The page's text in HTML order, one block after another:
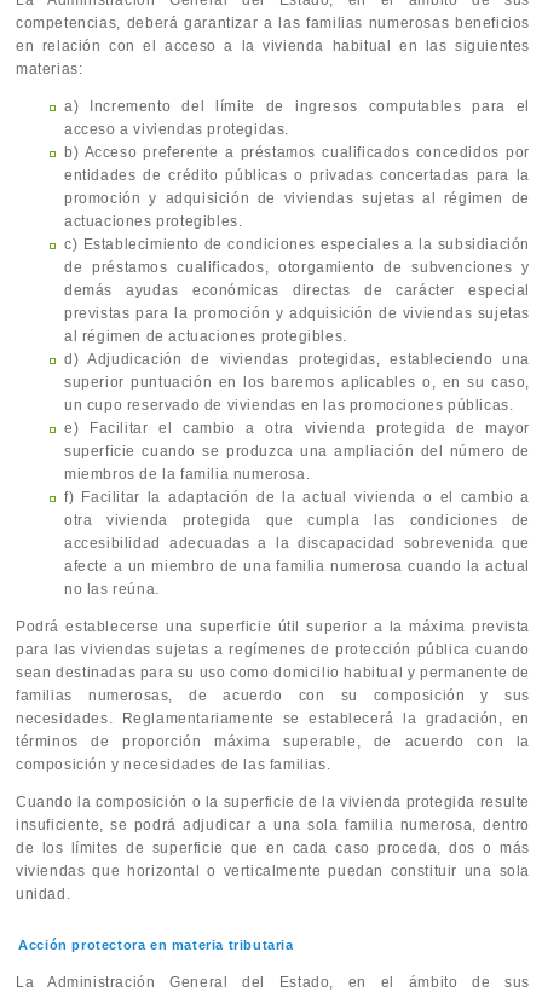
competencias, deberá garantizar a las familias numerosas beneficios
en relación con el acceso a la vivienda habitual en las siguientes
materias:
a) Incremento del límite de ingresos computables para el
acceso a viviendas protegidas.
b) Acceso preferente a préstamos cualificados concedidos por
entidades de crédito públicas o privadas concertadas para la
promoción y adquisición de viviendas sujetas al régimen de
actuaciones protegibles.
c) Establecimiento de condiciones especiales a la subsidiación
de préstamos cualificados, otorgamiento de subvenciones y
demás ayudas económicas directas de carácter especial
previstas para la promoción y adquisición de viviendas sujetas
al régimen de actuaciones protegibles.
d) Adjudicación de viviendas protegidas, estableciendo una
superior puntuación en los baremos aplicables o, en su caso,
un cupo reservado de viviendas en las promociones públicas.
e) Facilitar el cambio a otra vivienda protegida de mayor
superficie cuando se produzca una ampliación del número de
miembros de la familia numerosa.
f) Facilitar la adaptación de la actual vivienda o el cambio a
otra vivienda protegida que cumpla las condiciones de
accesibilidad adecuadas a la discapacidad sobrevenida que
afecte a un miembro de una familia numerosa cuando la actual
no las reúna.
Podrá establecerse una superficie útil superior a la máxima prevista
para las viviendas sujetas a regímenes de protección pública cuando
sean destinadas para su uso como domicilio habitual y permanente de
familias numerosas, de acuerdo con su composición y sus
necesidades. Reglamentariamente se establecerá la gradación, en
términos de proporción máxima superable, de acuerdo con la
composición y necesidades de las familias.
Cuando la composición o la superficie de la vivienda protegida resulte
insuficiente, se podrá adjudicar a una sola familia numerosa, dentro
de los límites de superficie que en cada caso proceda, dos o más
viviendas que horizontal o verticalmente puedan constituir una sola
unidad.
Acción protectora en materia tributaria
La Administración General del Estado, en el ámbito de sus